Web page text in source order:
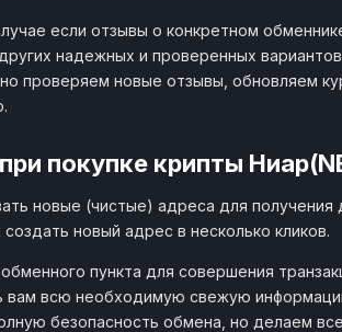
если отзывы о конкретном
надежных и проверенных
проверяем новые отзывы, обновляем
покупке крипты
новые (чистые) адреса для
новый адрес в несколько кликов.
пункта для совершения
вам всю необходимую свежую
безопасность обмена, но делаем